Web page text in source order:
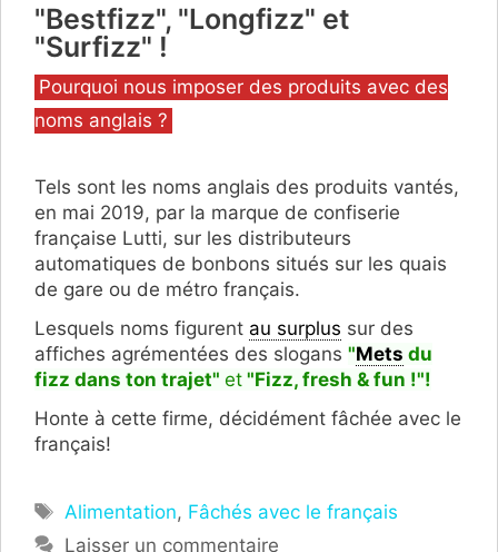
"Bestfizz", "Longfizz" et
"Surfizz" !
Catégories
Pourquoi nous imposer des produits avec des
noms anglais ?
Tels sont les noms anglais des produits vantés,
en mai 2019, par la marque de confiserie
française Lutti, sur les distributeurs
automatiques de bonbons situés sur les quais
de gare ou de métro français.
Lesquels noms figurent au surplus sur des
affiches agrémentées des slogans "Mets du
fizz dans ton trajet" et "Fizz, fresh & fun !"!
Honte à cette firme, décidément fâchée avec le
français!
Étiquettes
Alimentation, Fâchés avec le français
Laisser un commentaire